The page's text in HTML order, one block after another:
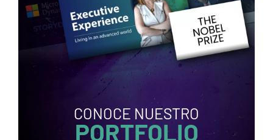
CONOCE NUESTRO
PORTFOLIO